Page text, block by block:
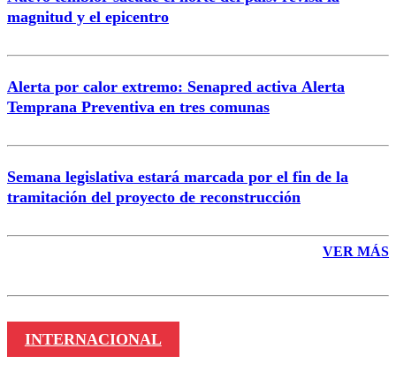
magnitud y el epicentro
Alerta por calor extremo: Senapred activa Alerta
Temprana Preventiva en tres comunas
Semana legislativa estará marcada por el fin de la
tramitación del proyecto de reconstrucción
VER MÁS
INTERNACIONAL